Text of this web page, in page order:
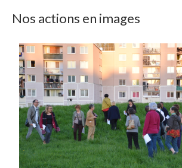
Nos actions en images